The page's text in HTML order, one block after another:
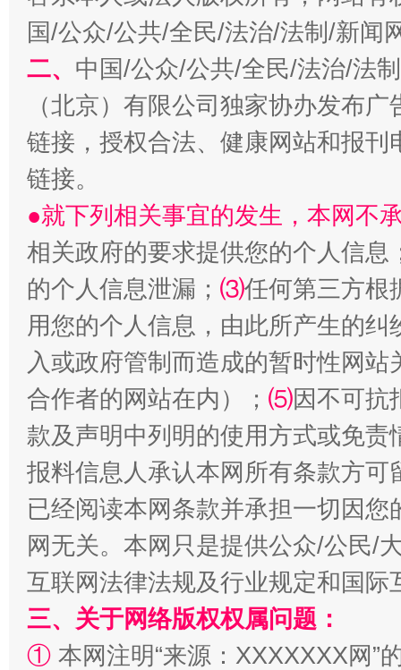
习近平的博鳌关键词
“刷贴”乱象丛生
生
揭批美国五大"原罪" "
国/公众/公共/全民/法治/法制/新闻
二、 中国/公众/公共/全民/法治/法
（北京）有限公司独家协办发布
链接，授权合法、健康网站和报
链接。
●就下列相关事宜的发生，本网不
相关政府的要求提供您的个人信息
的个人信息泄漏； ⑶任何第三方根
用您的个人信息，由此所产生的纠
入或政府管制而造成的暂时性网
合作者的网站在内）； ⑸因不可抗
款及声明中列明的使用方式或免责
报料信息人承认本网所有条款方
已经阅读本网条款并承担一切因
网无关。本网只是提供公众/公民/
互联网法律法规及行业规定和国
三、关于网络版权权属问题：
① 本网注明“来源：XXXXXXX网”